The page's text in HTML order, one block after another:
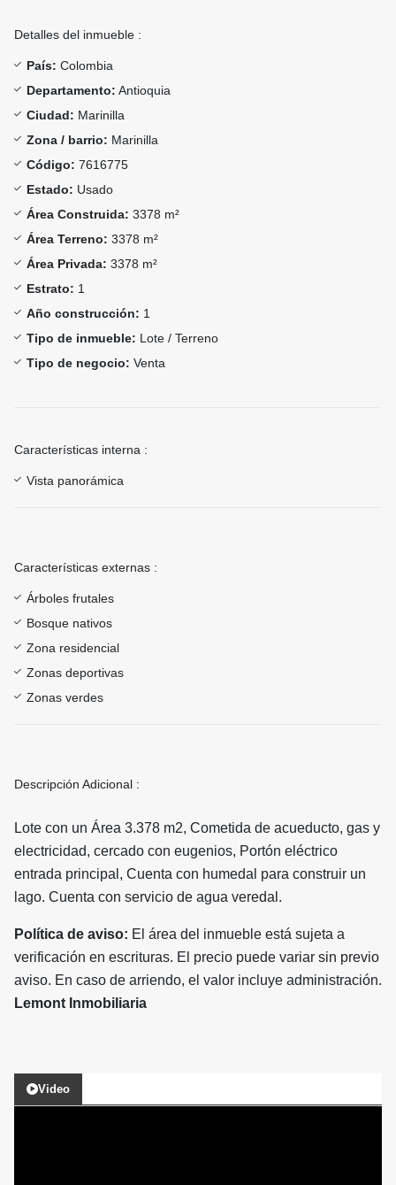
Detalles del inmueble :
País: Colombia
Departamento: Antioquia
Ciudad: Marinilla
Zona / barrio: Marinilla
Código: 7616775
Estado: Usado
Área Construida: 3378 m²
Área Terreno: 3378 m²
Área Privada: 3378 m²
Estrato: 1
Año construcción: 1
Tipo de inmueble: Lote / Terreno
Tipo de negocio: Venta
Características interna :
Vista panorámica
Características externas :
Árboles frutales
Bosque nativos
Zona residencial
Zonas deportivas
Zonas verdes
Descripción Adicional :
Lote con un Área 3.378 m2, Cometida de acueducto, gas y
electricidad, cercado con eugenios, Portón eléctrico
entrada principal, Cuenta con humedal para construir un
lago. Cuenta con servicio de agua veredal.
Política de aviso: El área del inmueble está sujeta a
verificación en escrituras. El precio puede variar sin previo
aviso. En caso de arriendo, el valor incluye administración.
Lemont Inmobiliaria
Video